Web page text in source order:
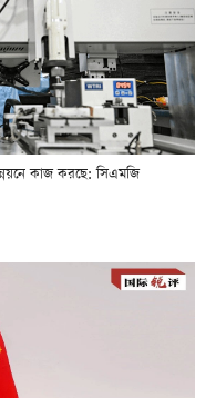
কাজ করছে: সিএমজি